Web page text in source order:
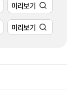
미리보기
미리보기